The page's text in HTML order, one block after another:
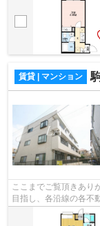
賃貸 | マンション
ここまでご覧頂きあり
目指し、各沿線の各不
様へ提供しております